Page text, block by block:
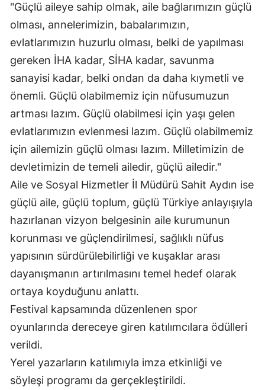
Hakkari
Hatay
Isparta
Mersin
İzmir
Kars
Kastamonu
Kayseri
Kırklareli
Kırşehir
Kocaeli
Kütahya
Manisa
"Güçlü aileye sahip olmak, aile bağlarımızın güçlü
olması, annelerimizin, babalarımızın,
evlatlarımızın huzurlu olması, belki de yapılması
gereken İHA kadar, SİHA kadar, savunma
sanayisi kadar, belki ondan da daha kıymetli ve
önemli. Güçlü olabilmemiz için nüfusumuzun
artması lazım. Güçlü olabilmesi için yaşı gelen
evlatlarımızın evlenmesi lazım. Güçlü olabilmemiz
için ailemizin güçlü olması lazım. Milletimizin de
devletimizin de temeli ailedir, güçlü ailedir."
Aile ve Sosyal Hizmetler İl Müdürü Sahit Aydın ise
güçlü aile, güçlü toplum, güçlü Türkiye anlayışıyla
hazırlanan vizyon belgesinin aile kurumunun
korunması ve güçlendirilmesi, sağlıklı nüfus
yapısının sürdürülebilirliği ve kuşaklar arası
dayanışmanın artırılmasını temel hedef olarak
ortaya koyduğunu anlattı.
Festival kapsamında düzenlenen spor
oyunlarında dereceye giren katılımcılara ödülleri
verildi.
Yerel yazarların katılımıyla imza etkinliği ve
söyleşi programı da gerçekleştirildi.